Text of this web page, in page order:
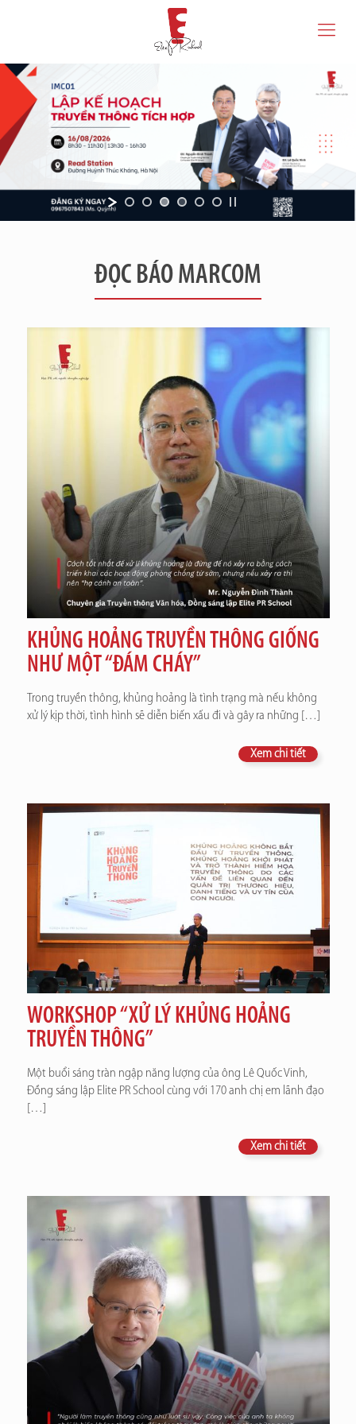
ĐỌC BÁO MARCOM
KHỦNG HOẢNG TRUYỀN THÔNG GIỐNG
NHƯ MỘT “ĐÁM CHÁY”
Trong truyền thông, khủng hoảng là tình trạng mà nếu không
xử lý kịp thời, tình hình sẽ diễn biến xấu đi và gây ra những […]
Xem chi tiết
WORKSHOP “XỬ LÝ KHỦNG HOẢNG
TRUYỀN THÔNG”
Một buổi sáng tràn ngập năng lượng của ông Lê Quốc Vinh,
Đồng sáng lập Elite PR School cùng với 170 anh chị em lãnh đạo
[…]
Xem chi tiết